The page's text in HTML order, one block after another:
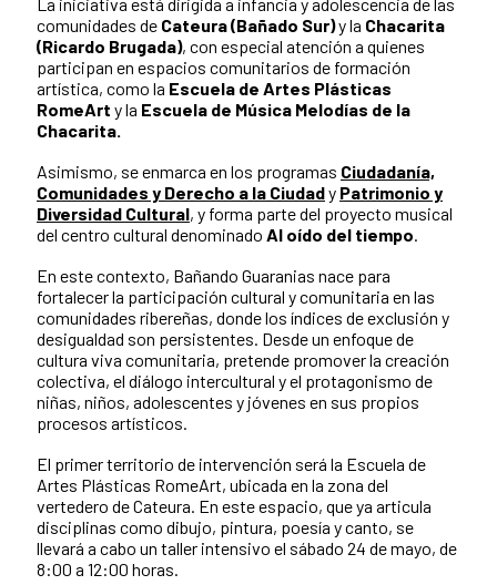
comunidades de Cateura (Bañado Sur)y la Chacarita
(Ricardo Brugada), con especial atención a quienes
participan en espacios comunitarios de formación
artística, como la Escuela de Artes Plásticas
RomeArt y la Escuela de Música Melodías de la
Chacarita.
Asimismo, se enmarca en los programas Ciudadanía,
Comunidades y Derecho a la Ciudady Patrimonio y
Diversidad Cultural, y forma parte del proyecto musical
del centro cultural denominado Al oído del tiempo.
En este contexto, Bañando Guaranias nace para
fortalecer la participación cultural y comunitaria en las
comunidades ribereñas, donde los índices de exclusión y
desigualdad son persistentes. Desde un enfoque de
cultura viva comunitaria, pretende promover la creación
colectiva, el diálogo intercultural y el protagonismo de
niñas, niños, adolescentes y jóvenes en sus propios
procesos artísticos.
El primer territorio de intervención será la Escuela de
Artes Plásticas RomeArt, ubicada en la zona del
vertedero de Cateura. En este espacio, que ya articula
disciplinas como dibujo, pintura, poesía y canto, se
llevará a cabo un taller intensivo el sábado 24 de mayo, de
8:00 a 12:00 horas.